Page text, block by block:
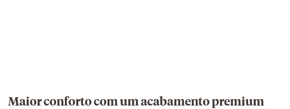
Maior conforto com um acabamento premium